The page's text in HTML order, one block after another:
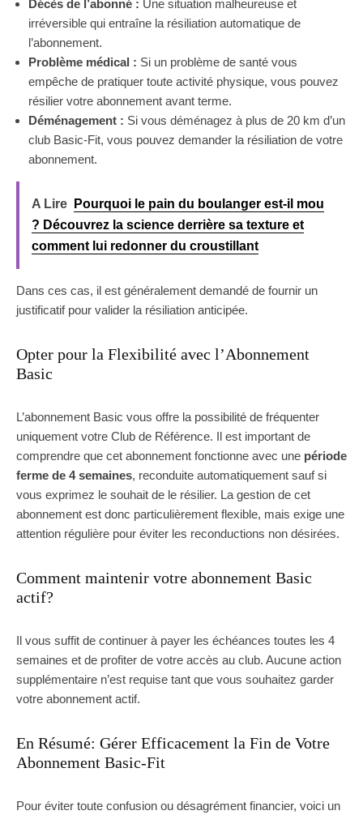
Décès de l’abonné : Une situation malheureuse et
irréversible qui entraîne la résiliation automatique de
l’abonnement.
Problème médical : Si un problème de santé vous
empêche de pratiquer toute activité physique, vous pouvez
résilier votre abonnement avant terme.
Déménagement : Si vous déménagez à plus de 20 km d’un
club Basic-Fit, vous pouvez demander la résiliation de votre
abonnement.
A Lire
Pourquoi le pain du boulanger est-il mou
? Découvrez la science derrière sa texture et
comment lui redonner du croustillant
Dans ces cas, il est généralement demandé de fournir un
justificatif pour valider la résiliation anticipée.
Opter pour la Flexibilité avec l’Abonnement
Basic
L’abonnement Basic vous offre la possibilité de fréquenter
uniquement votre Club de Référence. Il est important de
comprendre que cet abonnement fonctionne avec une période
ferme de 4 semaines, reconduite automatiquement sauf si
vous exprimez le souhait de le résilier. La gestion de cet
abonnement est donc particulièrement flexible, mais exige une
attention régulière pour éviter les reconductions non désirées.
Comment maintenir votre abonnement Basic
actif?
Il vous suffit de continuer à payer les échéances toutes les 4
semaines et de profiter de votre accès au club. Aucune action
supplémentaire n’est requise tant que vous souhaitez garder
votre abonnement actif.
En Résumé: Gérer Efficacement la Fin de Votre
Abonnement Basic-Fit
Pour éviter toute confusion ou désagrément financier, voici un